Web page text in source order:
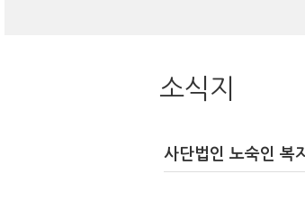
소식지
사단법인 노숙인 복